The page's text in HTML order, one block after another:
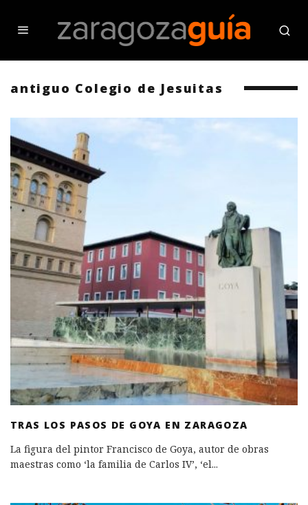
antiguo Colegio de Jesuitas
TRAS LOS PASOS DE GOYA EN ZARAGOZA
La figura del pintor Francisco de Goya, autor de obras
maestras como ‘la familia de Carlos IV’, ‘el...